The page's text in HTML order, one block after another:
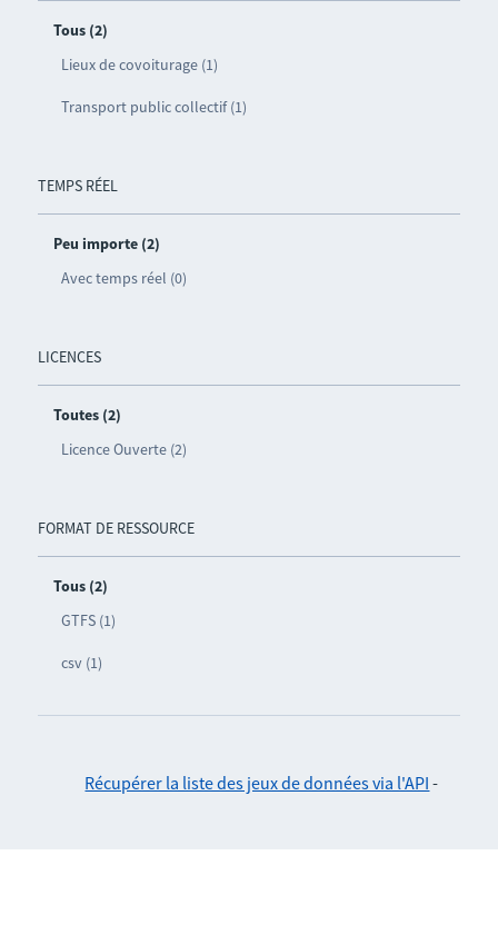
Tous (2)
Lieux de covoiturage (1)
Transport public collectif (1)
TEMPS RÉEL
Peu importe (2)
Avec temps réel (0)
LICENCES
Toutes (2)
Licence Ouverte (2)
FORMAT DE RESSOURCE
Tous (2)
GTFS (1)
csv (1)
Récupérer la liste des jeux de données via l'API -